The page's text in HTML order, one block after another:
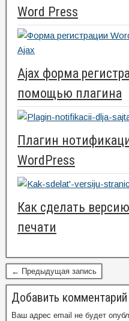
Word Press
Ajax форма
помощью плагина
Плагин
WordPress
Как сделать
печати
← Предыдущая запись
Добавить комментарий
Ваш адрес email не будет